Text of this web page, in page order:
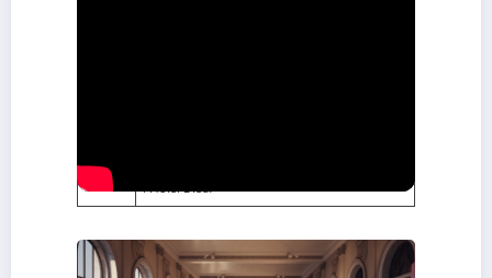
2022
l’Hôtel-Dieu.